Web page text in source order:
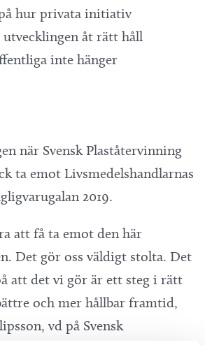
hur privata initiativ
utvecklingen åt rätt håll
inte hänger
när Svensk Plaståtervinning
ta emot Livsmedelshandlarnas
2019.
att få ta emot den här
Det gör oss väldigt stolta. Det
att det vi gör är ett steg i rätt
och mer hållbar framtid,
vd på Svensk